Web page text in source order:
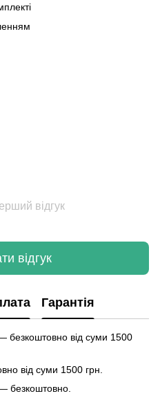
відгук
відгук
Гарантія
безкоштовно від суми 1500
від суми 1500 грн.
безкоштовно.